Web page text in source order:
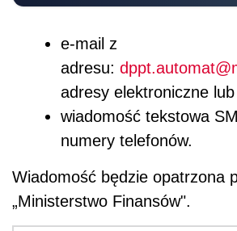
e-mail z
adresu:
adresy elektroniczne lub
wiadomość tekstowa
numery telefonów.
Wiadomość będzie opatrzona
„Ministerstwo Finansów".